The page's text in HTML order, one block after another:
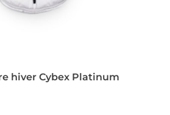
hiver Cybex Platinum